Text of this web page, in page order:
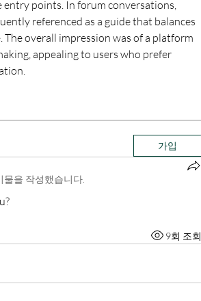
referenced as a guide that balances
overall impression was of a platform
appealing to users who prefer
가입
물을 작성했습니다.
9회 조회